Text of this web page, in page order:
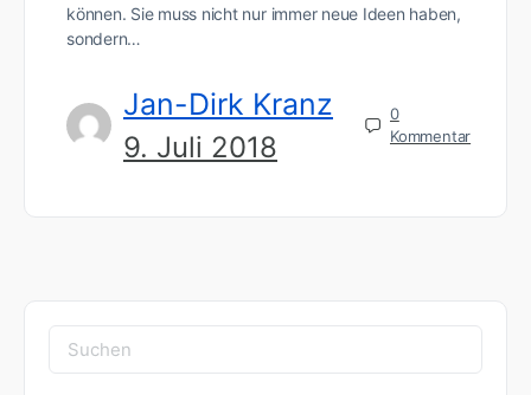
können. Sie muss nicht nur immer neue Ideen haben,
sondern…
Jan-Dirk Kranz
9. Juli 2018
0
Kommentar
Suchen
nach: